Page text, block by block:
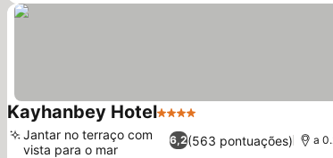
Kayhanbey Hotel4 Estrelas
6,2(563 pontuações)
Jantar no terraço com
vista para o mar
a